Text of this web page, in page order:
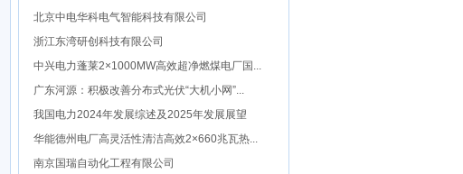
北京中电华科电气智能科技有限公司
浙江东湾研创科技有限公司
中兴电力蓬莱2×1000MW高效超净燃煤电厂国...
广东河源：积极改善分布式光伏“大机小网”...
我国电力2024年发展综述及2025年发展展望
华能德州电厂高灵活性清洁高效2×660兆瓦热...
南京国瑞自动化工程有限公司